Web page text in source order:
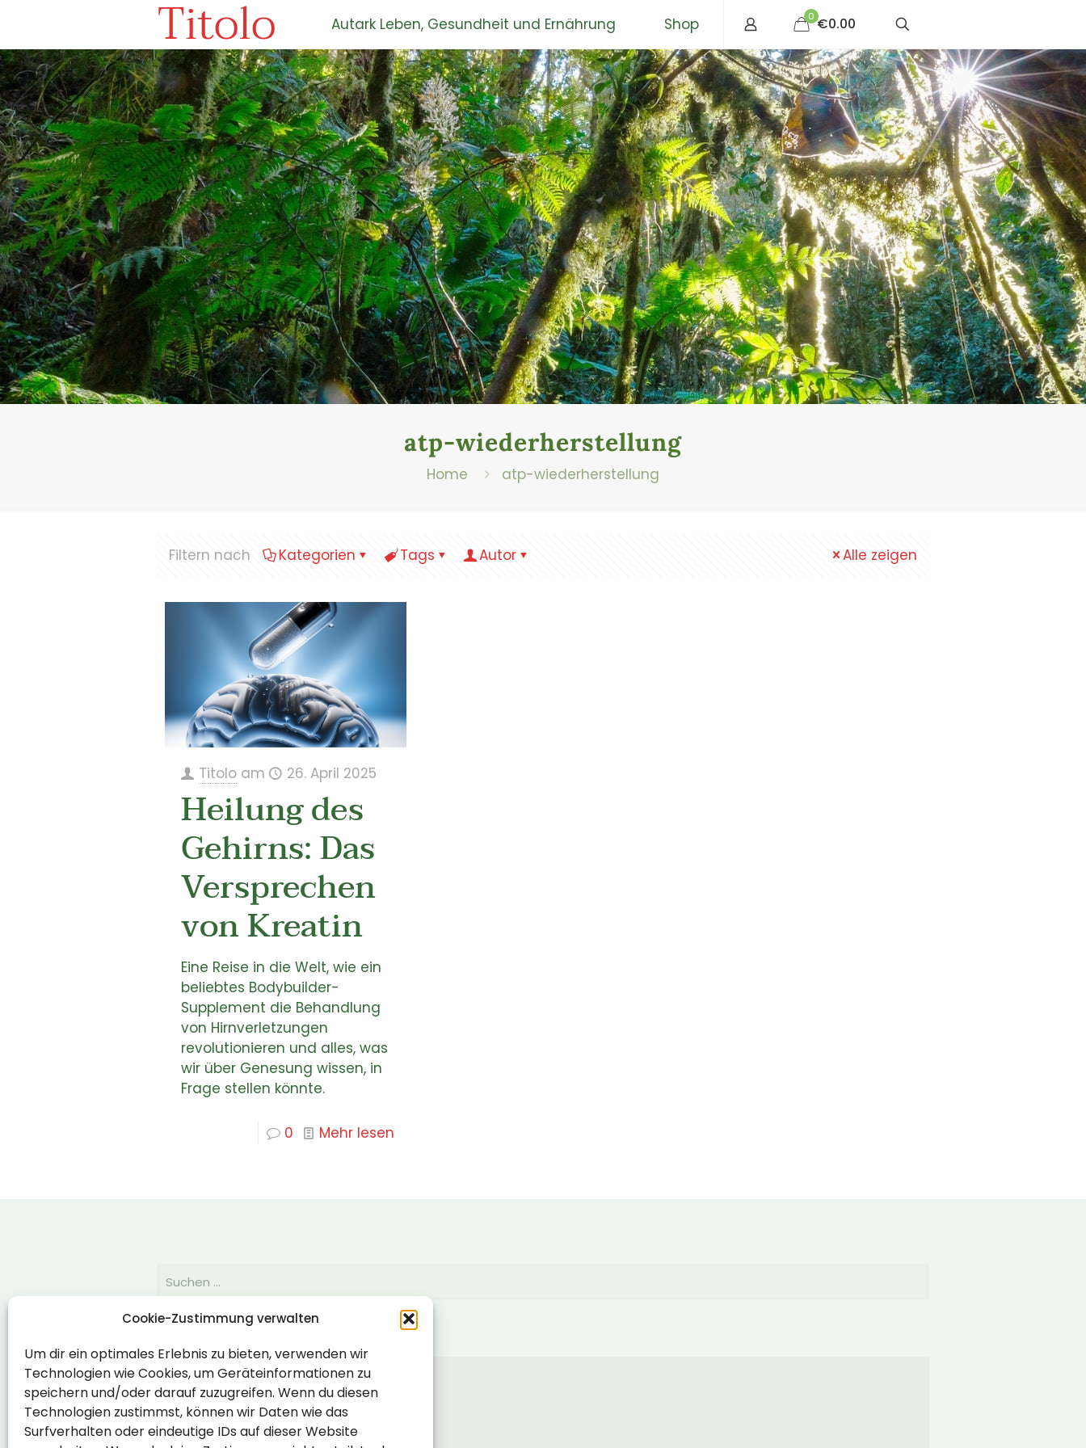
Cookie-Zustimmung verwalten
Um dir ein optimales Erlebnis zu bieten, verwenden wir
Technologien wie Cookies, um Geräteinformationen zu
speichern und/oder darauf zuzugreifen. Wenn du diesen
Technologien zustimmst, können wir Daten wie das
Surfverhalten oder eindeutige IDs auf dieser Website
Titolo Autark Leben, Gesundheit und Ernährung Shop 0 €0.00
atp-wiederherstellung
Home atp-wiederherstellung
Filtern nach Kategorien Tags Autor Alle zeigen
Titolo am 26. April 2025
Heilung des
Gehirns: Das
Versprechen
von Kreatin
Eine Reise in die Welt, wie ein
beliebtes Bodybuilder-
Supplement die Behandlung
von Hirnverletzungen
revolutionieren und alles, was
wir über Genesung wissen, in
Frage stellen könnte.
0 Mehr lesen
Impressum
Datenschutzerklärung